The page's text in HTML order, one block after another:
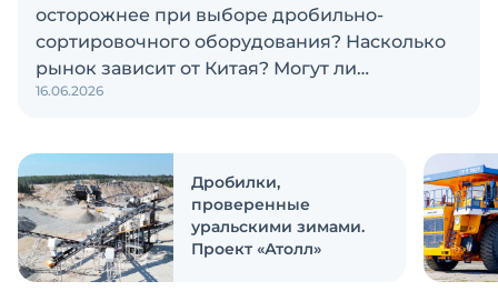
осторожнее при выборе дробильно-
сортировочного оборудования? Насколько
рынок зависит от Китая? Могут ли
российские и китайские производители
обсуждаем в новом выпуске подкаста
«Честно и открыто с Экскаватор Ру»
16.06.2026
Дробилки,
проверенные
уральскими зимами.
Проект «Атолл»